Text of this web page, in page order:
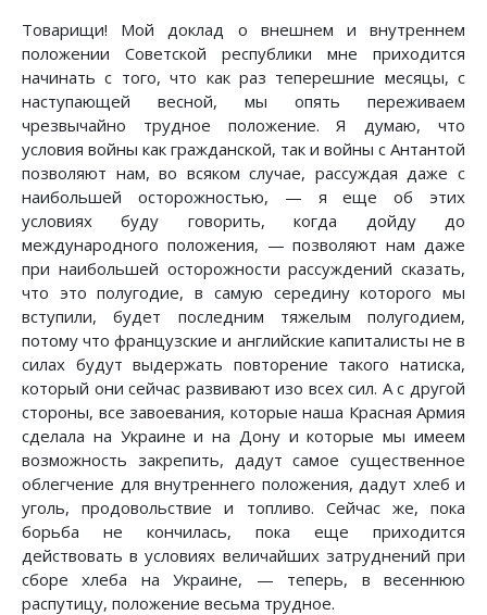
Товарищи! Мой доклад о внешнем и внутреннем
положении Советской республики мне приходится
начинать с того, что как раз теперешние месяцы, с
наступающей весной, мы опять переживаем
чрезвычайно трудное положение. Я думаю, что
условия войны как гражданской, так и войны с Антантой
позволяют нам, во всяком случае, рассуждая даже с
наибольшей осторожностью, — я еще об этих
условиях буду говорить, когда дойду до
международного положения, — позволяют нам даже
при наибольшей осторожности рассуждений сказать,
что это полугодие, в самую середину которого мы
вступили, будет последним тяжелым полугодием,
потому что французские и английские капиталисты не в
силах будут выдержать повторение такого натиска,
который они сейчас развивают изо всех сил. А с другой
стороны, все завоевания, которые наша Красная Армия
сделала на Украине и на Дону и которые мы имеем
возможность закрепить, дадут самое существенное
облегчение для внутреннего положения, дадут хлеб и
уголь, продовольствие и топливо. Сейчас же, пока
борьба не кончилась, пока еще приходится
действовать в условиях величайших затруднений при
сборе хлеба на Украине, — теперь, в весеннюю
распутицу, положение весьма трудное.